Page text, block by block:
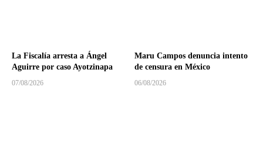
La Fiscalía arresta a Ángel
Aguirre por caso Ayotzinapa
07/08/2026
Maru Campos denuncia intento
de censura en México
06/08/2026